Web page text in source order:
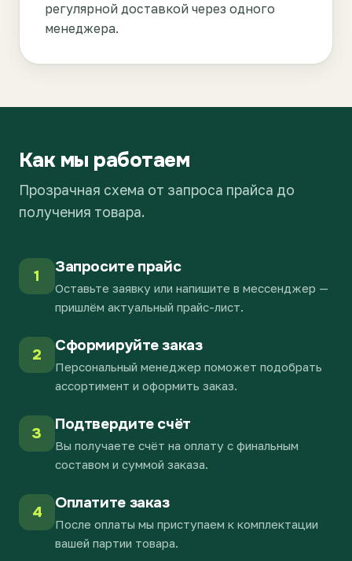
регулярной доставкой через одного
менеджера.
Как мы работаем
Прозрачная схема от запроса прайса до
получения товара.
1 Запросите прайс
Оставьте заявку или напишите в мессенджер —
пришлём актуальный прайс-лист.
2 Сформируйте заказ
Персональный менеджер поможет подобрать
ассортимент и оформить заказ.
3 Подтвердите счёт
Вы получаете счёт на оплату с финальным
составом и суммой заказа.
4 Оплатите заказ
После оплаты мы приступаем к комплектации
вашей партии товара.